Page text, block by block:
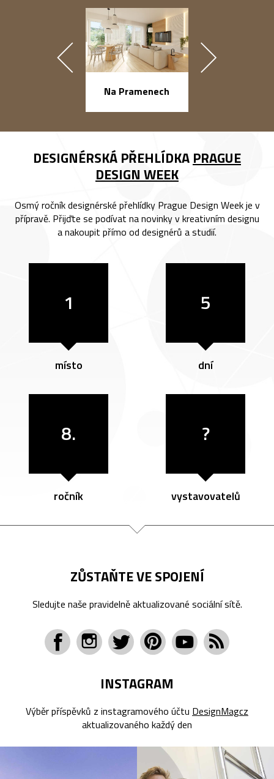
Na Pramenech
DESIGNÉRSKÁ PŘEHLÍDKA PRAGUE
DESIGN WEEK
Osmý ročník designérské přehlídky Prague Design Week je v
přípravě. Přijďte se podívat na novinky v kreativním designu
a nakoupit přímo od designérů a studií.
1
místo
5
dní
8.
ročník
?
vystavovatelů
ZŮSTAŇTE VE SPOJENÍ
Sledujte naše pravidelně aktualizované sociální sítě.
INSTAGRAM
Výběr příspěvků z instagramového účtu DesignMagcz
aktualizovaného každý den